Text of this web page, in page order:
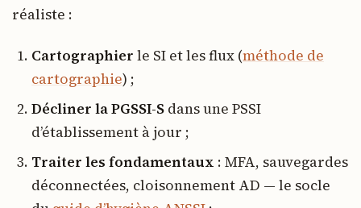
réaliste :
Cartographier le SI et les flux (méthode de
cartographie) ;
Décliner la PGSSI-S dans une PSSI
d’établissement à jour ;
Traiter les fondamentaux : MFA, sauvegardes
déconnectées, cloisonnement AD — le socle